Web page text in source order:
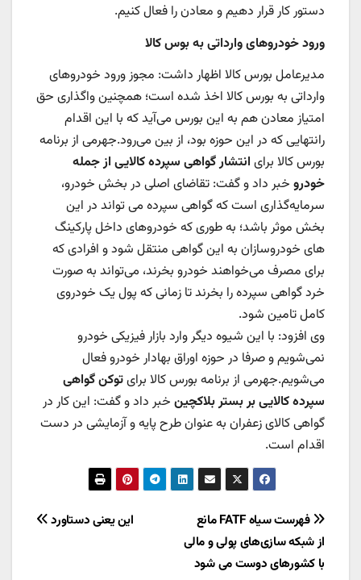
دستور کار قرار دهیم و معادن را فعال کنیم.
ورود خودروهای وارداتی به بوس کالا
مدیرعامل بورس کالا اظهار داشت: مجوز ورود خودروهای
وارداتی به بورس کالا اخذ شده است؛ همچنین واگذاری حق
امتیاز معادن هم به این بورس می‌آید که با این اقدام
رانتهایی که در این حوزه بود، از بین می‌رود.جهرمی از برنامه
بورس کالا برای انتشار گواهی سپرده کالایی از جمله
خودرو خبر داد و گفت: تقاضای اصلی در بخش خودرو،
سرمایه‌گذاری است که گواهی سپرده می تواند در این
بخش موثر باشد؛ به طوری که خودروهای داخل پارکینگ
های خودروسازان به این گواهی منتقل شود و افرادی که
برای مصرف می‌خواهند خودرو بخرند، می‌تواند به صورت
خرد گواهی سپرده را بخرند تا زمانی که پول یک خودروی
کامل تامین شود.
وی افزود: با این شیوه دیگر وارد بازار فیزیکی خودرو
نمی‌شویم و صرفا در حوزه اوراق بهادار خودرو فعال
می‌شویم.جهرمی از برنامه بورس کالا برایتوکن گواهی
سپرده کالایی بر بستر بلاکچین خبر داد و گفت: این کار در
گواهی کالای زعفران به عنوان طرح پایه و آزمایشی در دست
اقدام است.
راهبری
نوشته
این یعنی دستاورد
فهرست سیاه FATF مانع
از شبکه سازی‌های پولی و مالی
با کشورهای دوست می شود